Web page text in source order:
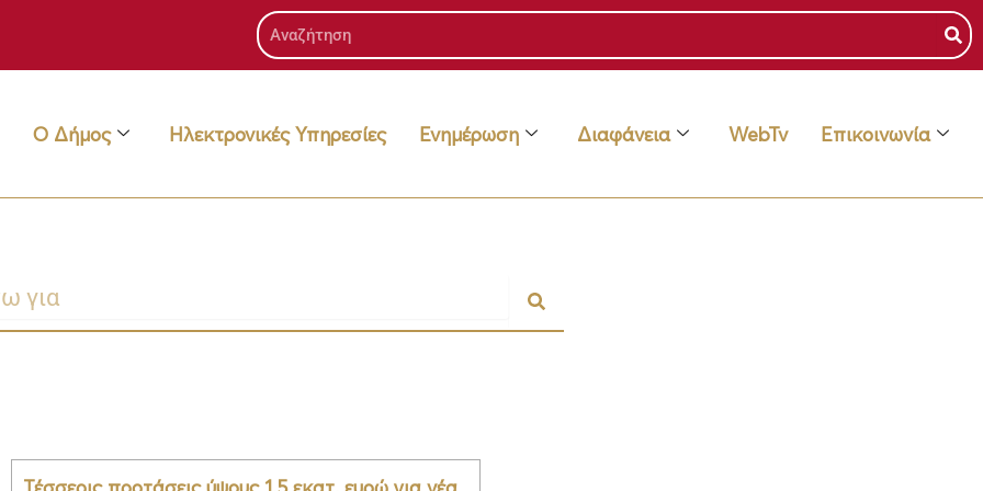
Search
Ο Δήμος Ηλεκτρονικές Υπηρεσίες Ενημέρωση Διαφάνεια WebTv Επικοινωνία